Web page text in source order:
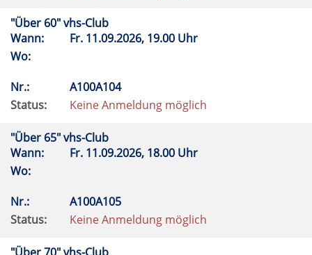
"Über 60" vhs-Club
Wann:
Fr. 11.09.2026, 19.00 Uhr
Wo:
Nr.:
A100A104
Status:
Keine Anmeldung möglich
"Über 65" vhs-Club
Wann:
Fr. 11.09.2026, 18.00 Uhr
Wo:
Nr.:
A100A105
Status:
Keine Anmeldung möglich